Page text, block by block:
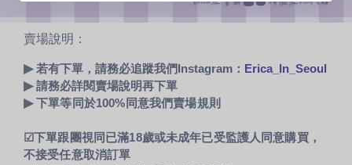
賣場說明：
▶若有下單，請務必追蹤我們Instagram： Erica_In_Seoul
▶請務必詳閱賣場說明再下單
▶ 下單等同於100%同意我們賣場規則
☑下單跟團視同已滿18歲或未成年已受監護人同意購買，
不接受任意取消訂單